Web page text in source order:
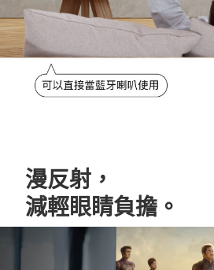
漫反射，
減輕眼睛負擔。